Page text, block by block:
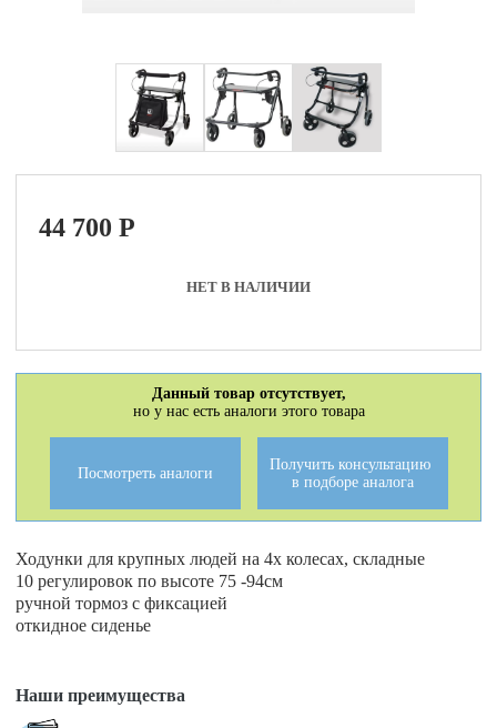
44 700P
НЕТ В НАЛИЧИИ
Данный товар отсутствует,
но у нас есть аналоги этого товара
Посмотреть аналоги
Получить консультацию
в подборе аналога
Ходунки для крупных людей на 4х колесах, складные
10 регулировок по высоте 75 -94см
ручной тормоз с фиксацией
откидное сиденье
Наши преимущества